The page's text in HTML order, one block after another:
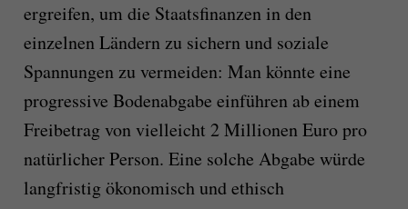
ergreifen, um die Staatsfinanzen in den
einzelnen Ländern zu sichern und soziale
Spannungen zu vermeiden: Man könnte eine
progressive Bodenabgabe einführen ab einem
Freibetrag von vielleicht 2 Millionen Euro pro
natürlicher Person. Eine solche Abgabe würde
langfristig ökonomisch und ethisch